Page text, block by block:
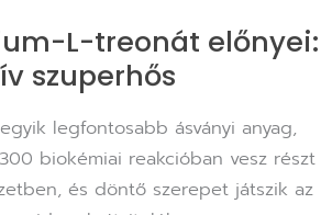
L-treonát előnyei:
szuperhős
legfontosabb ásványi anyag,
biokémiai reakcióban vesz részt
és döntő szerepet játszik az